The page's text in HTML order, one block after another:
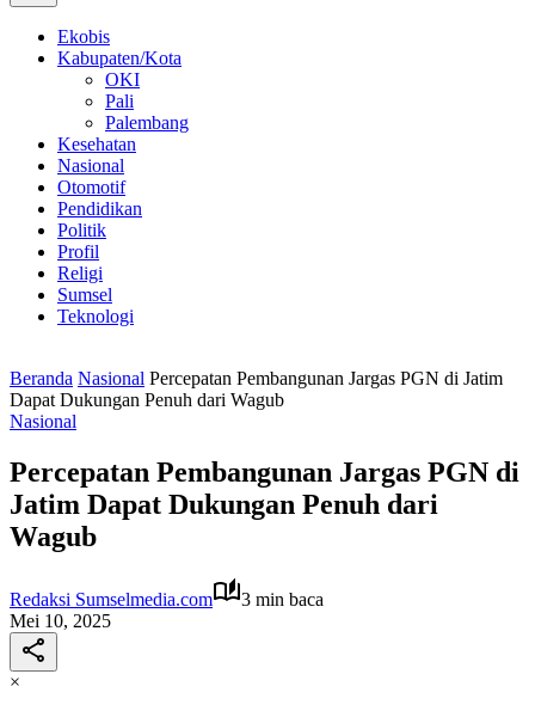
Ekobis
Kabupaten/Kota
OKI
Pali
Palembang
Kesehatan
Nasional
Otomotif
Pendidikan
Politik
Profil
Religi
Sumsel
Teknologi
Beranda Nasional Percepatan Pembangunan Jargas PGN di Jatim
Dapat Dukungan Penuh dari Wagub
Nasional
Percepatan Pembangunan Jargas PGN di
Jatim Dapat Dukungan Penuh dari
Wagub
Redaksi Sumselmedia.com
3 min baca
Mei 10, 2025
×